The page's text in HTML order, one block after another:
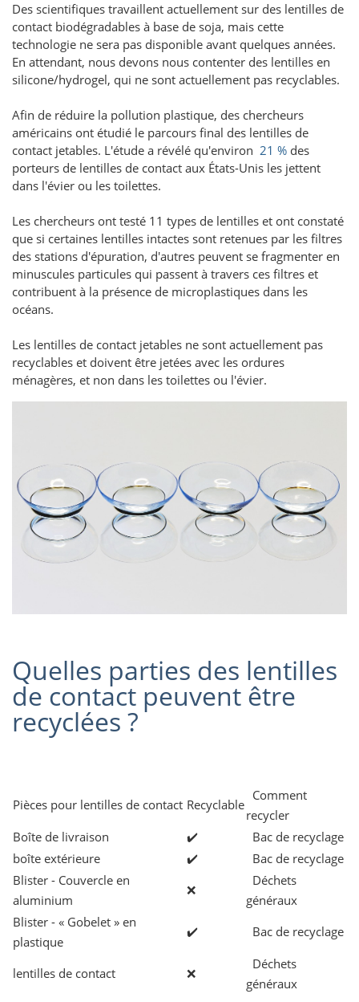
Des scientifiques travaillent actuellement sur des lentilles de
contact biodégradables à base de soja, mais cette
technologie ne sera pas disponible avant quelques années.
En attendant, nous devons nous contenter des lentilles en
silicone/hydrogel, qui ne sont actuellement pas recyclables.
Afin de réduire la pollution plastique, des chercheurs
américains ont étudié le parcours final des lentilles de
contact jetables. L'étude a révélé qu'environ 21 % des
porteurs de lentilles de contact aux États-Unis les jettent
dans l'évier ou les toilettes.
Les chercheurs ont testé 11 types de lentilles et ont constaté
que si certaines lentilles intactes sont retenues par les filtres
des stations d'épuration, d'autres peuvent se fragmenter en
minuscules particules qui passent à travers ces filtres et
contribuent à la présence de microplastiques dans les
océans.
Les lentilles de contact jetables ne sont actuellement pas
recyclables et doivent être jetées avec les ordures
ménagères, et non dans les toilettes ou l'évier.
Quelles parties des lentilles
de contact peuvent être
recyclées ?
Pièces pour lentilles de contact Recyclable
Comment
recycler
Boîte de livraison
✔️
Bac de recyclage
boîte extérieure
✔️
Bac de recyclage
Blister - Couvercle en
aluminium
❌
Déchets
généraux
Blister - « Gobelet » en
plastique
✔️ Bac de recyclage
lentilles de contact ❌
Déchets
généraux